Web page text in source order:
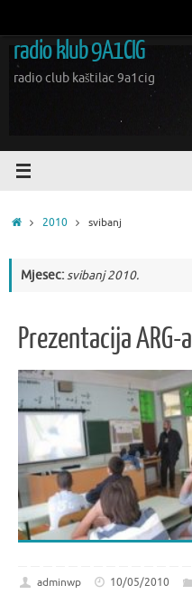
sadržaja
radio klub 9A1CIG
radio club kaštilac 9a1cig
Početna
2010 svibanj
Mjesec:svibanj 2010.
Prezentacija ARG-a
adminwp 10/05/2010